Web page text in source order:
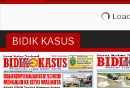
BIDIK KASUS